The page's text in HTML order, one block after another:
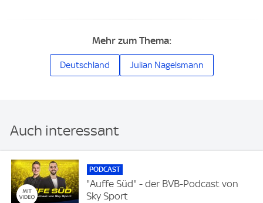
Mehr zum Thema:
Deutschland Julian Nagelsmann
Auch interessant
PODCAST
"Auffe Süd" - der BVB-Podcast von
Sky Sport